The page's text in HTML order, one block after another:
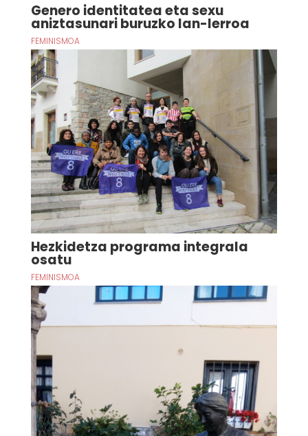
Genero identitatea eta sexu
aniztasunari buruzko lan-lerroa
FEMINISMOA
Hezkidetza programa integrala
osatu
FEMINISMOA